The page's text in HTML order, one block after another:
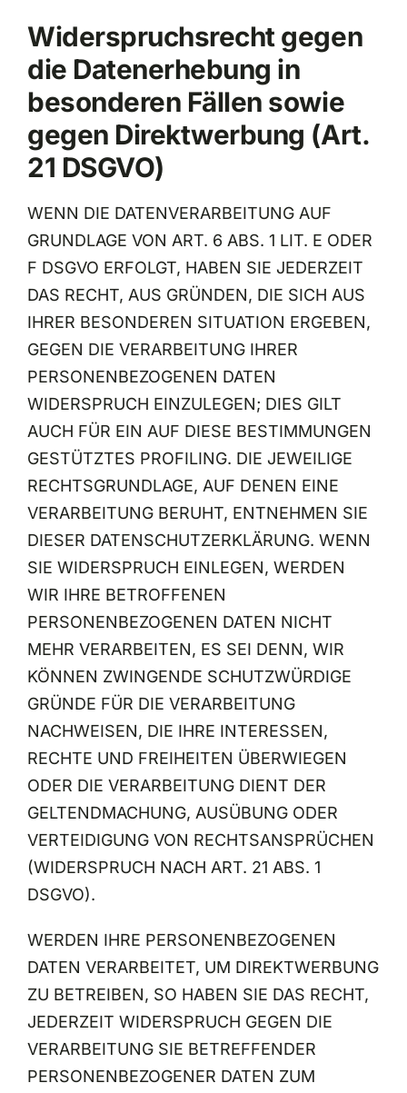
Widerspruchsrecht gegen
die Datenerhebung in
besonderen Fällen sowie
gegen Direktwerbung (Art.
21 DSGVO)
WENN DIE DATENVERARBEITUNG AUF
GRUNDLAGE VON ART. 6 ABS. 1 LIT. E ODER
F DSGVO ERFOLGT, HABEN SIE JEDERZEIT
DAS RECHT, AUS GRÜNDEN, DIE SICH AUS
IHRER BESONDEREN SITUATION ERGEBEN,
GEGEN DIE VERARBEITUNG IHRER
PERSONENBEZOGENEN DATEN
WIDERSPRUCH EINZULEGEN; DIES GILT
AUCH FÜR EIN AUF DIESE BESTIMMUNGEN
GESTÜTZTES PROFILING. DIE JEWEILIGE
RECHTSGRUNDLAGE, AUF DENEN EINE
VERARBEITUNG BERUHT, ENTNEHMEN SIE
DIESER DATENSCHUTZERKLÄRUNG. WENN
SIE WIDERSPRUCH EINLEGEN, WERDEN
WIR IHRE BETROFFENEN
PERSONENBEZOGENEN DATEN NICHT
MEHR VERARBEITEN, ES SEI DENN, WIR
KÖNNEN ZWINGENDE SCHUTZWÜRDIGE
GRÜNDE FÜR DIE VERARBEITUNG
NACHWEISEN, DIE IHRE INTERESSEN,
RECHTE UND FREIHEITEN ÜBERWIEGEN
ODER DIE VERARBEITUNG DIENT DER
GELTENDMACHUNG, AUSÜBUNG ODER
VERTEIDIGUNG VON RECHTSANSPRÜCHEN
(WIDERSPRUCH NACH ART. 21 ABS. 1
DSGVO).
WERDEN IHRE PERSONENBEZOGENEN
DATEN VERARBEITET, UM DIREKTWERBUNG
ZU BETREIBEN, SO HABEN SIE DAS RECHT,
JEDERZEIT WIDERSPRUCH GEGEN DIE
VERARBEITUNG SIE BETREFFENDER
PERSONENBEZOGENER DATEN ZUM